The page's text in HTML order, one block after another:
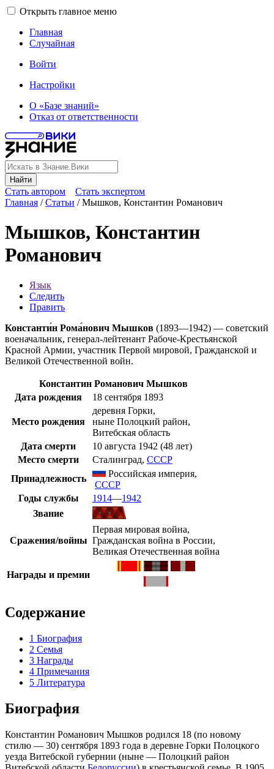
Открыть главное меню
Главная
Случайная
Войти
Настройки
О «Базе знаний»
Отказ от ответственности
Найти
Стать автором
Стать экспертом
Главная /Статьи /Мышков, Константин Романович
Мышков, Константин
Романович
Язык
Следить
Править
Константи́н Рома́нович Мышков (1893—1942) — советский
военачальник, генерал-лейтенант Рабоче-Крестьянской
Красной Армии, участник Первой мировой, Гражданской и
Великой Отечественной войн.
Константин Романович Мышков
Дата рождения
18 сентября 1893
Место рождения
деревня Горки,
ныне Полоцкий район,
Витебская область
Дата смерти
10 августа 1942 (48 лет)
Место смерти
Сталинград, СССР
Принадлежность
Российская империя,
СССР
Годы службы
1914—1942
Звание
Сражения/войны
Первая мировая война,
Гражданская война в России,
Великая Отечественная война
Награды и премии
Содержание
1 Биография
2 Семья
3 Награды
4 Примечания
5 Литература
Биография
Константин Романович Мышков родился 18 (по новому
стилю — 30) сентября 1893 года в деревне Горки Полоцкого
уезда Витебской губернии (ныне — Полоцкий район